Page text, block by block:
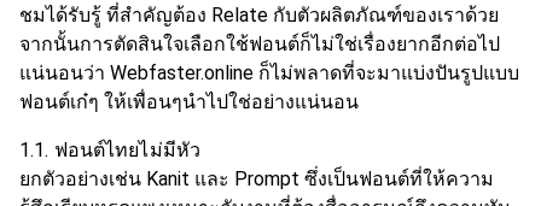
ชมได้รับรู้ ที่สำคัญต้อง Relate กับตัวผลิตภัณฑ์ของเราด้วย
จากนั้นการตัดสินใจเลือกใช้ฟอนต์ก็ไม่ใช่เรื่องยากอีกต่อไป
แน่นอนว่า Webfaster.online ก็ไม่พลาดที่จะมาแบ่งปันรูปแบบ
ฟอนต์เก๋ๆ ให้เพื่อนๆนำไปใช่อย่างแน่นอน
1.1. ฟอนต์ไทยไม่มีหัว
ยกตัวอย่างเช่น Kanit และ Prompt ซึ่งเป็นฟอนต์ที่ให้ความ